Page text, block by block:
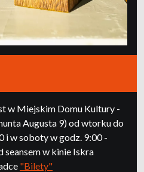
w Miejskim Domu Kultury -
Augusta 9) od wtorku do
i w soboty w godz. 9:00 -
seansem w kinie Iskra
"Bilety"